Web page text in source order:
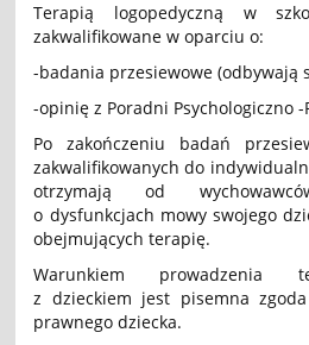
Terapią logopedyczną w
zakwalifikowane w oparciu o:
-badania przesiewowe (odbywają
-opinię z Poradni Psychologiczno -
Po zakończeniu badań
zakwalifikowanych do
otrzymają od
o dysfunkcjach mowy swojego
obejmujących terapię.
Warunkiem prowadzenia
z dzieckiem jest pisemna
prawnego dziecka.